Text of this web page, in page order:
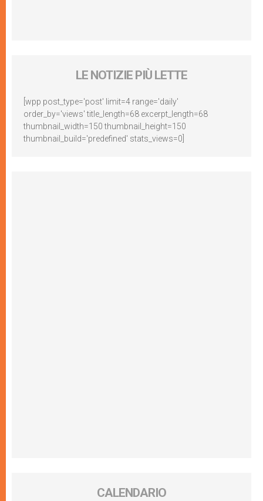
LE NOTIZIE PIÙ LETTE
[wpp post_type='post' limit=4 range='daily'
order_by='views' title_length=68 excerpt_length=68
thumbnail_width=150 thumbnail_height=150
thumbnail_build='predefined' stats_views=0]
CALENDARIO